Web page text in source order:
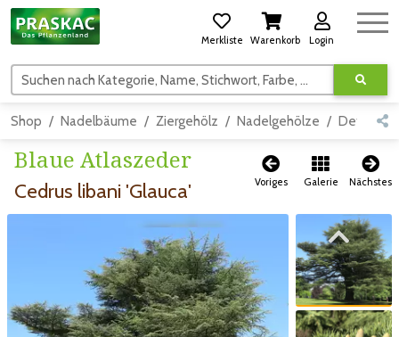
Merkliste Warenkorb Login
Suchen nach Kategorie, Name, Stichwort, Farbe, usw.
Shop Nadelbäume Ziergehölz Nadelgehölze Detail
Blaue Atlaszeder
Cedrus libani 'Glauca' Voriges Galerie Nächstes
Zum vorigen Bild